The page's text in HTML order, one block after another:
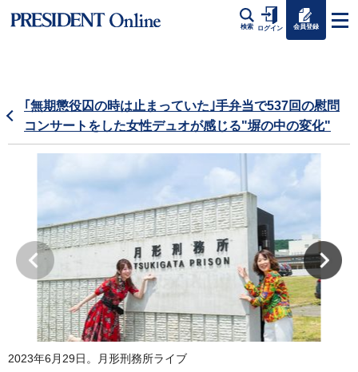
検索 ログイン 会員登録
｢無期懲役囚の時は止まっていた｣手弁当で537回の慰問
コンサートをした女性デュオが感じる"塀の中の変化"
2023年6月29日。月形刑務所ライブ